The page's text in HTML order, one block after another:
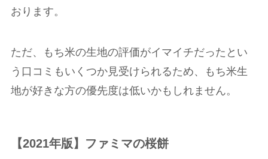
おります。
ただ、もち米の生地の評価がイマイチだったとい
う口コミもいくつか見受けられるため、もち米生
地が好きな方の優先度は低いかもしれません。
【2021年版】ファミマの桜餅